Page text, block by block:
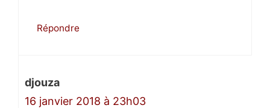
Répondre
djouza
16 janvier 2018 à 23h03